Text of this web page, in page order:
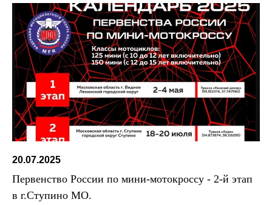
20.07.2025
Первенство России по мини-мотокроссу - 2-й этап
в г.Ступино МО.